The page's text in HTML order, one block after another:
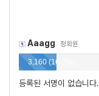
Aaagg 정회원
3,160 (16.2%)
등록된 서명이 없습니다.